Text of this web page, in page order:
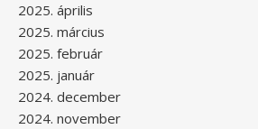
2025. április
2025. március
2025. február
2025. január
2024. december
2024. november